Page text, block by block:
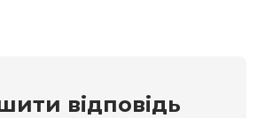
відповідь